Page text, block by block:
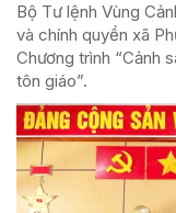
Bộ Tư lệnh Vùng
và chính quyền xã
Chương trình “Cảnh
tôn giáo”.